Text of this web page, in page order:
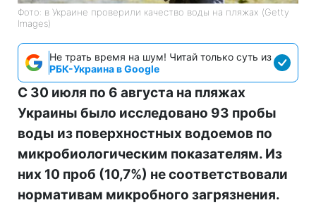
Фото: в Украине проверили качество воды на пляжах (Getty
Images)
Не трать время на шум! Читай только суть из
РБК-Украина в Google
С 30 июля по 6 августа на пляжах
Украины было исследовано 93 пробы
воды из поверхностных водоемов по
микробиологическим показателям. Из
них 10 проб (10,7%) не соответствовали
нормативам микробного загрязнения.